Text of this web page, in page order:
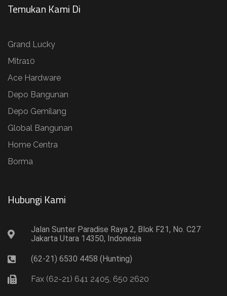
Temukan Kami Di
Grand Lucky
Mitra10
Ace Hardware
Depo Bangunan
Depo Gemilang
Global Bangunan
Home Centra
Borma
Hubungi Kami​
Jalan Sunter Paradise Raya 2, Blok F21, No. C27
Jakarta Utara 14350, Indonesia
(62-21) 6530 4458 (Hunting)
Fax (62-21) 641 2405, 650 2620